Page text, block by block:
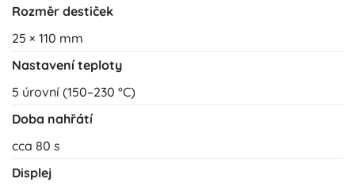
Rozměr destiček
25 × 110 mm
Nastavení teploty
5 úrovní (150–230 °C)
Doba nahřátí
cca 80 s
Displej